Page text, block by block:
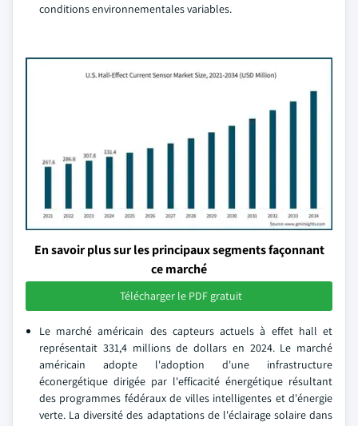
conditions environnementales variables.
En savoir plus sur les principaux segments façonnant
ce marché
Télécharger le PDF gratuit
Le marché américain des capteurs actuels à effet hall et
représentait 331,4 millions de dollars en 2024. Le marché
américain adopte l'adoption d'une infrastructure
éconergétique dirigée par l'efficacité énergétique résultant
des programmes fédéraux de villes intelligentes et d'énergie
verte. La diversité des adaptations de l'éclairage solaire dans